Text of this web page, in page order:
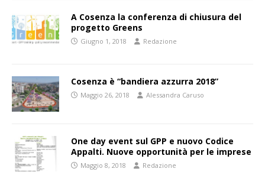
A Cosenza la conferenza di chiusura del
progetto Greens
Giugno 1, 2018 Redazione
Cosenza è “bandiera azzurra 2018”
Maggio 26, 2018 Alessandra Caruso
One day event sul GPP e nuovo Codice
Appalti. Nuove opportunità per le imprese
Maggio 8, 2018 Redazione